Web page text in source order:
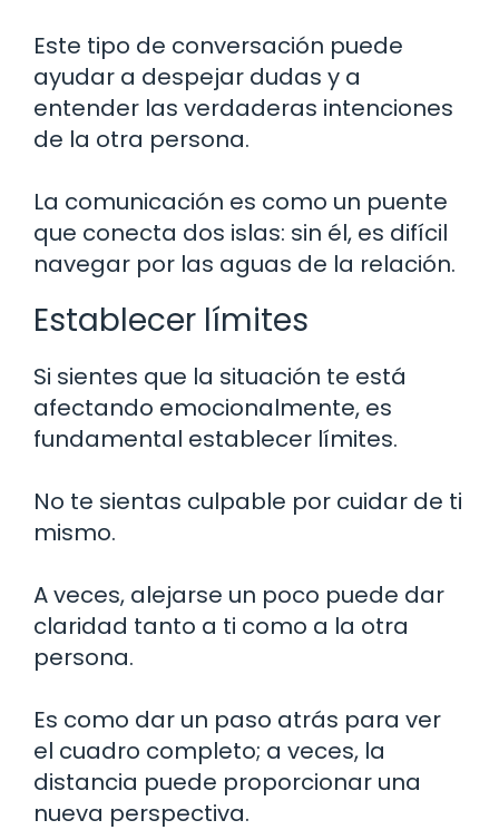
Este tipo de conversación puede
ayudar a despejar dudas y a
entender las verdaderas intenciones
de la otra persona.
La comunicación es como un puente
que conecta dos islas: sin él, es difícil
navegar por las aguas de la relación.
Establecer límites
Si sientes que la situación te está
afectando emocionalmente, es
fundamental establecer límites.
No te sientas culpable por cuidar de ti
mismo.
A veces, alejarse un poco puede dar
claridad tanto a ti como a la otra
persona.
Es como dar un paso atrás para ver
el cuadro completo; a veces, la
distancia puede proporcionar una
nueva perspectiva.